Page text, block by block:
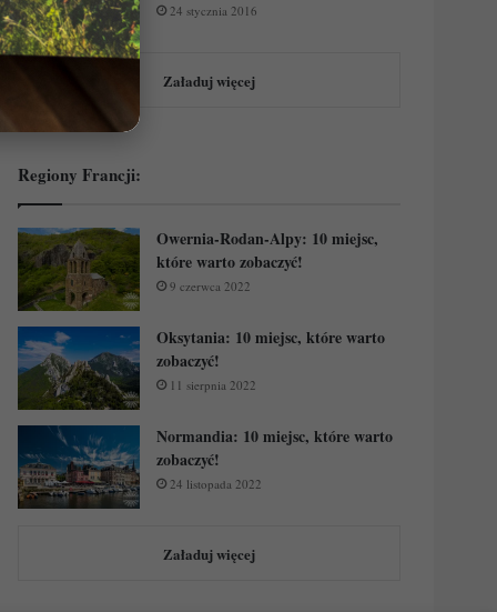
24 stycznia 2016
Załaduj więcej
Regiony Francji:
Owernia-Rodan-Alpy: 10 miejsc,
które warto zobaczyć!
9 czerwca 2022
Oksytania: 10 miejsc, które warto
zobaczyć!
11 sierpnia 2022
Normandia: 10 miejsc, które warto
zobaczyć!
24 listopada 2022
Załaduj więcej